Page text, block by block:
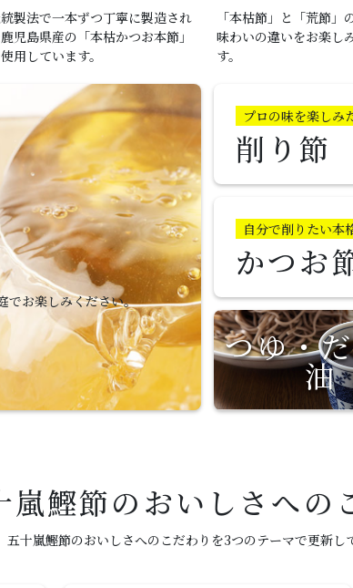
製法で一本ずつ丁寧に製造され
児島県産の「本枯かつお本節」
用しています。
「本枯節」と「荒節」
味わいの違いをお楽し
す。
でお楽しみください。
プロの味を楽しみ
削り節
自分で削りたい本
かつお
つゆ・
油
嵐鰹節のおいしさへの
五十嵐鰹節のおいしさへのこだわりを3つのテーマで更新し